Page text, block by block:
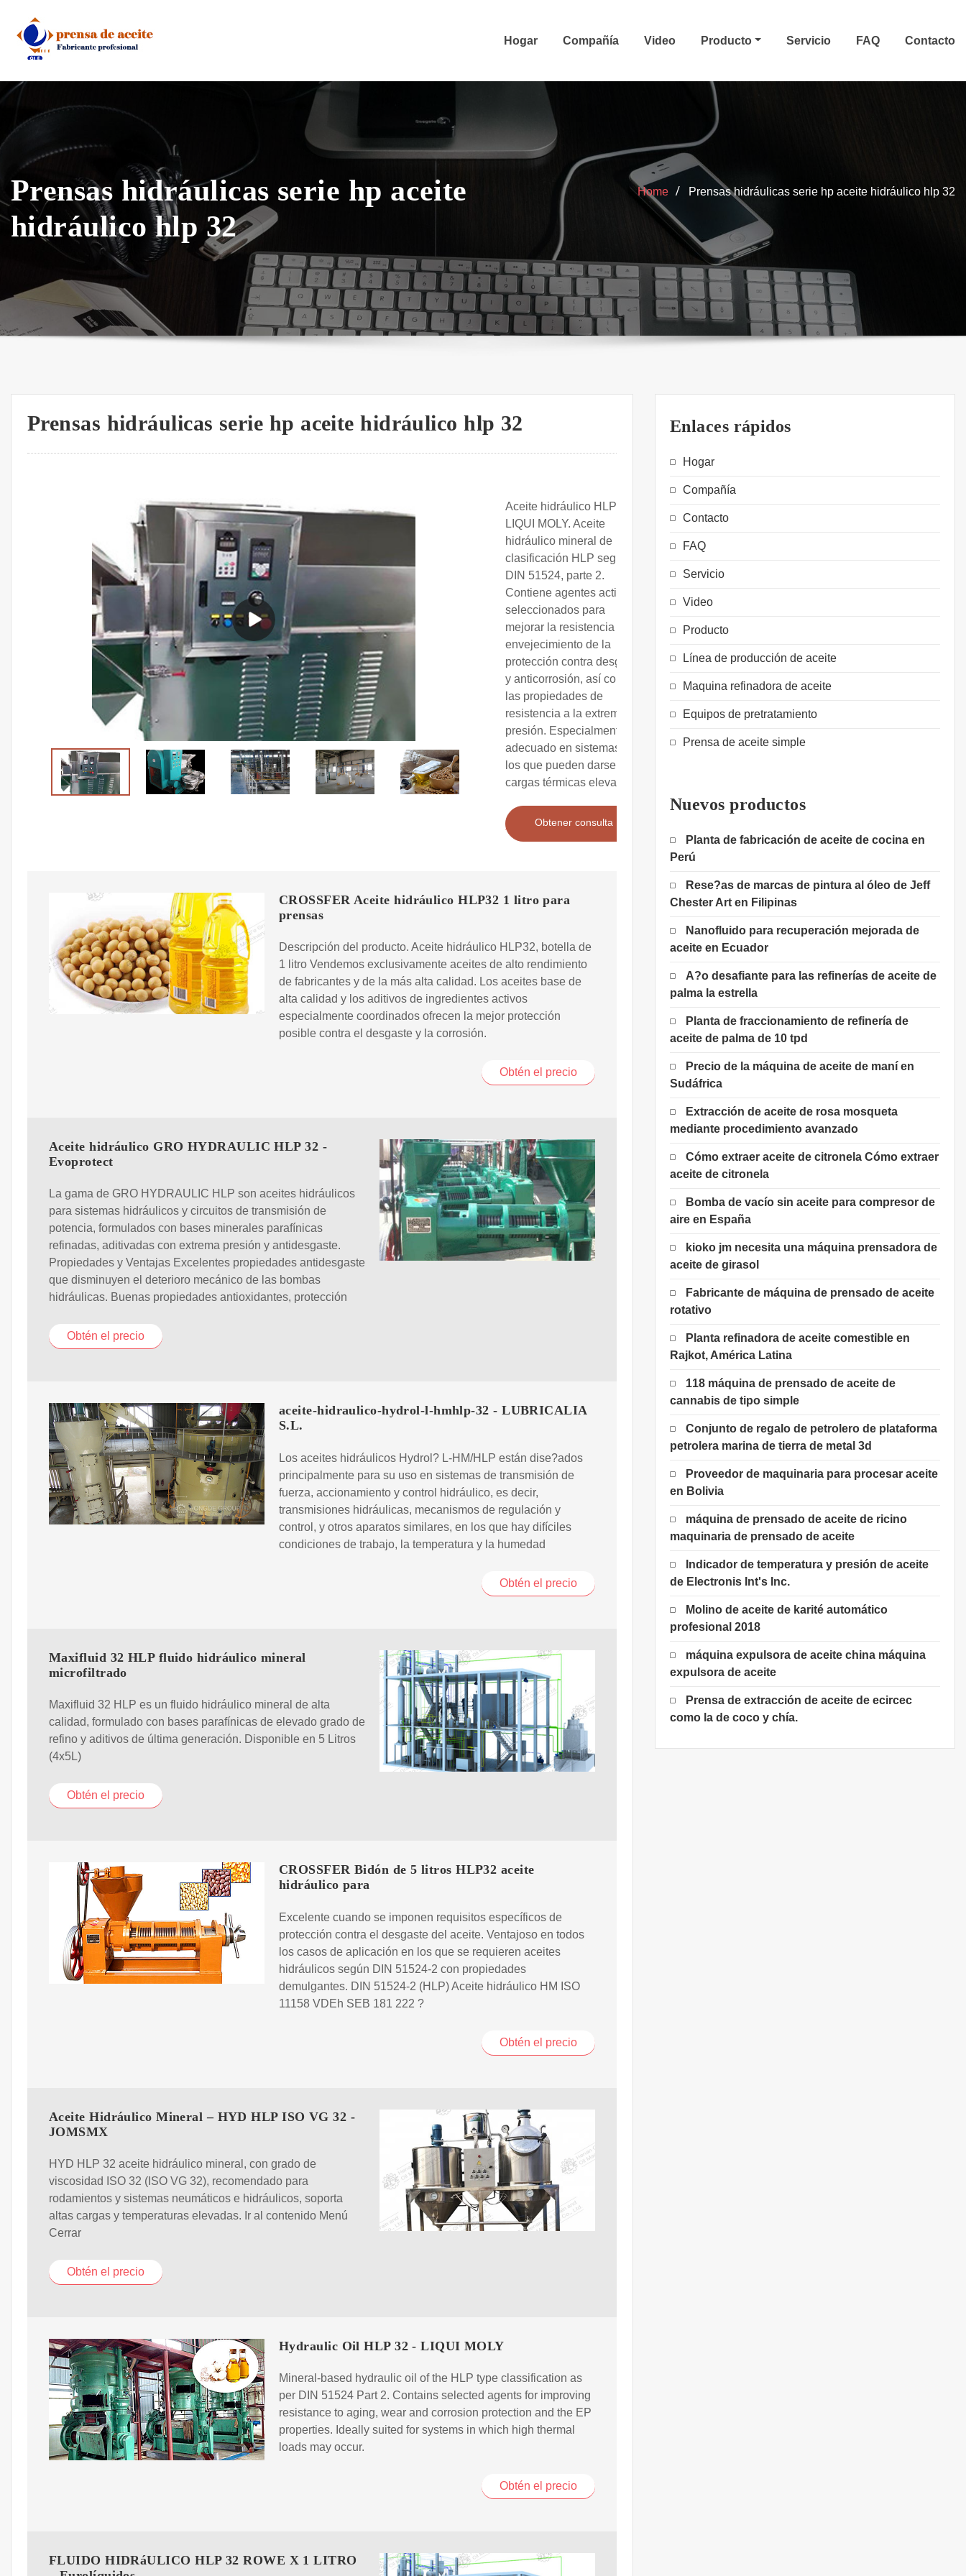
content
Hogar Compañía Video Producto Servicio FAQ Contacto
Prensas hidráulicas serie hp aceite
hidráulico hlp 32
Home Prensas hidráulicas serie hp aceite hidráulico hlp 32
Prensas hidráulicas serie hp aceite hidráulico hlp 32
Aceite hidráulico HLP 32 -
LIQUI MOLY. Aceite
hidráulico mineral de
clasificación HLP según
DIN 51524, parte 2.
Contiene agentes activos
seleccionados para
mejorar la resistencia al
envejecimiento de la
protección contra desgaste
y anticorrosión, así como
las propiedades de
resistencia a la extrema
presión. Especialmente
adecuado en sistemas en
los que pueden darse
cargas térmicas elevadas.
Obtener consulta
CROSSFER Aceite hidráulico HLP32 1 litro para
prensas
Descripción del producto. Aceite hidráulico HLP32, botella de
1 litro Vendemos exclusivamente aceites de alto rendimiento
de fabricantes y de la más alta calidad. Los aceites base de
alta calidad y los aditivos de ingredientes activos
especialmente coordinados ofrecen la mejor protección
posible contra el desgaste y la corrosión.
Obtén el precio
Aceite hidráulico GRO HYDRAULIC HLP 32 -
Evoprotect
La gama de GRO HYDRAULIC HLP son aceites hidráulicos
para sistemas hidráulicos y circuitos de transmisión de
potencia, formulados con bases minerales parafínicas
refinadas, aditivadas con extrema presión y antidesgaste.
Propiedades y Ventajas Excelentes propiedades antidesgaste
que disminuyen el deterioro mecánico de las bombas
hidráulicas. Buenas propiedades antioxidantes, protección
Obtén el precio
aceite-hidraulico-hydrol-l-hmhlp-32 - LUBRICALIA
S.L.
Los aceites hidráulicos Hydrol? L-HM/HLP están dise?ados
principalmente para su uso en sistemas de transmisión de
fuerza, accionamiento y control hidráulico, es decir,
transmisiones hidráulicas, mecanismos de regulación y
control, y otros aparatos similares, en los que hay difíciles
condiciones de trabajo, la temperatura y la humedad
Obtén el precio
Maxifluid 32 HLP fluido hidráulico mineral
microfiltrado
Maxifluid 32 HLP es un fluido hidráulico mineral de alta
calidad, formulado con bases parafínicas de elevado grado de
refino y aditivos de última generación. Disponible en 5 Litros
(4x5L)
Obtén el precio
CROSSFER Bidón de 5 litros HLP32 aceite
hidráulico para
Excelente cuando se imponen requisitos específicos de
protección contra el desgaste del aceite. Ventajoso en todos
los casos de aplicación en los que se requieren aceites
hidráulicos según DIN 51524-2 con propiedades
demulgantes. DIN 51524-2 (HLP) Aceite hidráulico HM ISO
11158 VDEh SEB 181 222 ?
Obtén el precio
Aceite Hidráulico Mineral – HYD HLP ISO VG 32 -
JOMSMX
HYD HLP 32 aceite hidráulico mineral, con grado de
viscosidad ISO 32 (ISO VG 32), recomendado para
rodamientos y sistemas neumáticos e hidráulicos, soporta
altas cargas y temperaturas elevadas. Ir al contenido Menú
Cerrar
Obtén el precio
Hydraulic Oil HLP 32 - LIQUI MOLY
Mineral-based hydraulic oil of the HLP type classification as
per DIN 51524 Part 2. Contains selected agents for improving
resistance to aging, wear and corrosion protection and the EP
properties. Ideally suited for systems in which high thermal
loads may occur.
Obtén el precio
FLUIDO HIDRáULICO HLP 32 ROWE X 1 LITRO
Enlaces rápidos
Hogar
Compañía
Contacto
FAQ
Servicio
Video
Producto
Línea de producción de aceite
Maquina refinadora de aceite
Equipos de pretratamiento
Prensa de aceite simple
Nuevos productos
Planta de fabricación de aceite de cocina en
Perú
Rese?as de marcas de pintura al óleo de Jeff
Chester Art en Filipinas
Nanofluido para recuperación mejorada de
aceite en Ecuador
A?o desafiante para las refinerías de aceite de
palma la estrella
Planta de fraccionamiento de refinería de
aceite de palma de 10 tpd
Precio de la máquina de aceite de maní en
Sudáfrica
Extracción de aceite de rosa mosqueta
mediante procedimiento avanzado
Cómo extraer aceite de citronela Cómo extraer
aceite de citronela
Bomba de vacío sin aceite para compresor de
aire en España
kioko jm necesita una máquina prensadora de
aceite de girasol
Fabricante de máquina de prensado de aceite
rotativo
Planta refinadora de aceite comestible en
Rajkot, América Latina
118 máquina de prensado de aceite de
cannabis de tipo simple
Conjunto de regalo de petrolero de plataforma
petrolera marina de tierra de metal 3d
Proveedor de maquinaria para procesar aceite
en Bolivia
máquina de prensado de aceite de ricino
maquinaria de prensado de aceite
Indicador de temperatura y presión de aceite
de Electronis Int's Inc.
Molino de aceite de karité automático
profesional 2018
máquina expulsora de aceite china máquina
expulsora de aceite
Prensa de extracción de aceite de ecircec
como la de coco y chía.